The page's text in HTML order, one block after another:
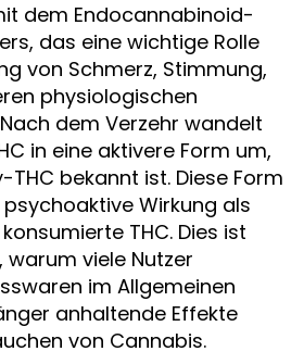
dem Endocannabinoid-
das eine wichtige Rolle
von Schmerz, Stimmung,
physiologischen
dem Verzehr wandelt
in eine aktivere Form um,
THC bekannt ist. Diese Form
Wirkung als
THC. Dies ist
warum viele Nutzer
im Allgemeinen
anhaltende Effekte
von Cannabis.